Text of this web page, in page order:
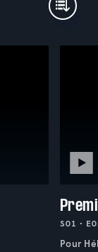
S01 •
Pour